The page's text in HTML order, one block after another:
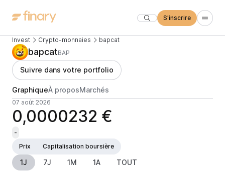
S'inscrire
Invest Crypto-monnaies bapcat
bapcatBAP
Suivre dans votre portfolio
GraphiqueÀ proposMarchés
07 août 2026
0,0000232 €
-
Prix
Capitalisation boursière
1J 7J 1M 1A TOUT